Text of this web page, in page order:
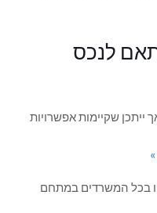
לנכס
ייתכן שקיימות אפשרויות
בכל המשרדים במתחם